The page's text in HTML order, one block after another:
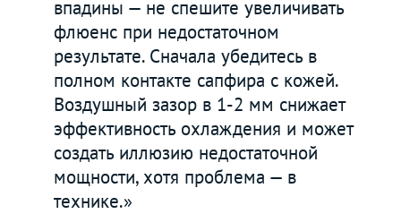
впадины — не спешите увеличивать
флюенс при недостаточном
результате. Сначала убедитесь в
полном контакте сапфира с кожей.
Воздушный зазор в 1-2 мм снижает
эффективность охлаждения и может
создать иллюзию недостаточной
мощности, хотя проблема — в
технике.»